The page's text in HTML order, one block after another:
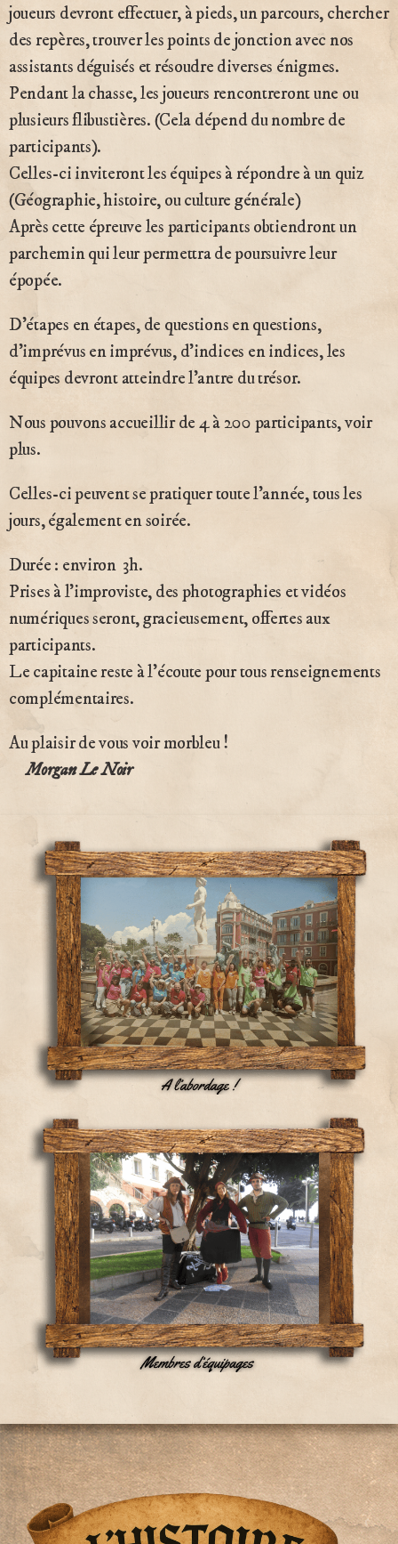
joueurs devront effectuer, à pieds, un parcours, chercher
des repères, trouver les points de jonction avec nos
assistants déguisés et résoudre diverses énigmes.
Pendant la chasse, les joueurs rencontreront une ou
plusieurs flibustières. (Cela dépend du nombre de
participants).
Celles-ci inviteront les équipes à répondre à un quiz
(Géographie, histoire, ou culture générale)
Après cette épreuve les participants obtiendront un
parchemin qui leur permettra de poursuivre leur
épopée.
D’étapes en étapes, de questions en questions,
d’imprévus en imprévus, d’indices en indices, les
équipes devront atteindre l’antre du trésor.
Nous pouvons accueillir de 4 à 200 participants, voir
plus.
Celles-ci peuvent se pratiquer toute l’année, tous les
jours, également en soirée.
Durée : environ 3h.
Prises à l’improviste, des photographies et vidéos
numériques seront, gracieusement, offertes aux
participants.
Le capitaine reste à l’écoute pour tous renseignements
complémentaires.
Au plaisir de vous voir morbleu !
Morgan Le Noir